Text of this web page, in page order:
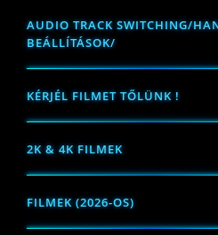
AUDIO TRACK SWITCHING/
BEÁLLÍTÁSOK/
KÉRJÉL FILMET TŐLÜNK !
2K & 4K FILMEK
FILMEK (2026-OS)